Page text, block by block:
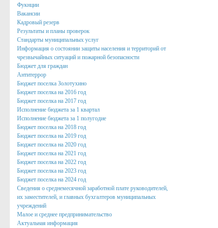
Проекты
Муниципальные программы
Противодействие коррупции
Сведения о доходах, расходах, об имуществе и
Нормативные правовые акты в сфере противодействия
Федеральное Законодательство
Законодательство Курской области
Нормативно правовые акты органов местного
Антикоррупционная экспертиза
Формы документов, связанных с противодействием
Методические материалы
Фукнции
Вакансии
Кадровый резерв
Результаты и планы проверок
Стандарты муниципальных услуг
Информация о состоянии защиты населения и территорий от
чрезвычайных ситуаций и пожарной безопасности
Бюджет для граждан
Антитеррор
Бюджет поселка Золотухино
Бюджет поселка на 2016 год
Бюджет поселка на 2017 год
Исполнение бюджета за 1 квартал
Исполнение бюджета за 1 полугодие
Бюджет поселка на 2018 год
Бюджет поселка на 2019 год
Бюджет поселка на 2020 год
Бюджет поселка на 2021 год
Бюджет поселка на 2022 год
Бюджет поселка на 2023 год
Бюджет поселка на 2024 год
Сведения о среднемесячной заработной плате руководителей,
их заместителей, и главных бухгалтеров муниципальных
учреждений
Малое и среднее предпринимательство
Актуальная информация